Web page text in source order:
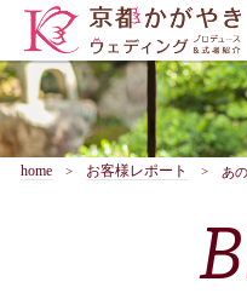
home お客様レポート あ